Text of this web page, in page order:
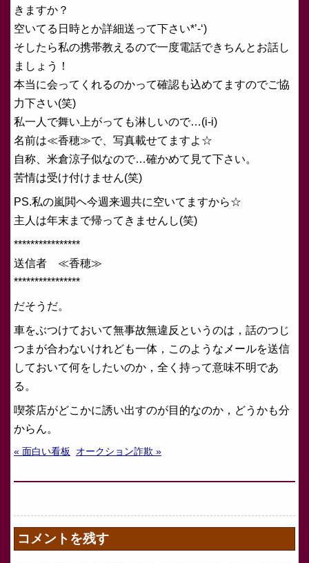
きますか？
空いてる日時とか詳細送って下さい*’-‘)
そしたら私の携帯教えるので一度電話できちんとお話し
ましょう！
本当に会ってくれるのかって確認も込めてますのでご協
力下さい(笑)
私一人で舞い上がっても淋しいので…(i-i)
名前は≪香穂≫で、写真載せてますよ☆
自称、米倉涼子似なので…確かめて見て下さい。
苦情は受け付けません(笑)
PS.私の嵐閧ヘ今週来週共に空いてますから☆
主人は年末まで帰ってきませんし(笑)
****************
送信者 ≪香穂≫
****************
だそうだ。
車をぶつけておいて無事故無違反というのは，話のつじ
つまが合わないけれども一体，このようなメールを送信
しておいて何をしたいのか，全く持って意味不明であ
る。
喫茶店がどこかに誘い出すのが目的なのか，どうかも分
からん。
« 面白い看板 オークション詐欺 »
コメントを残す